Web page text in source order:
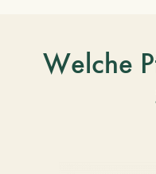
Welche